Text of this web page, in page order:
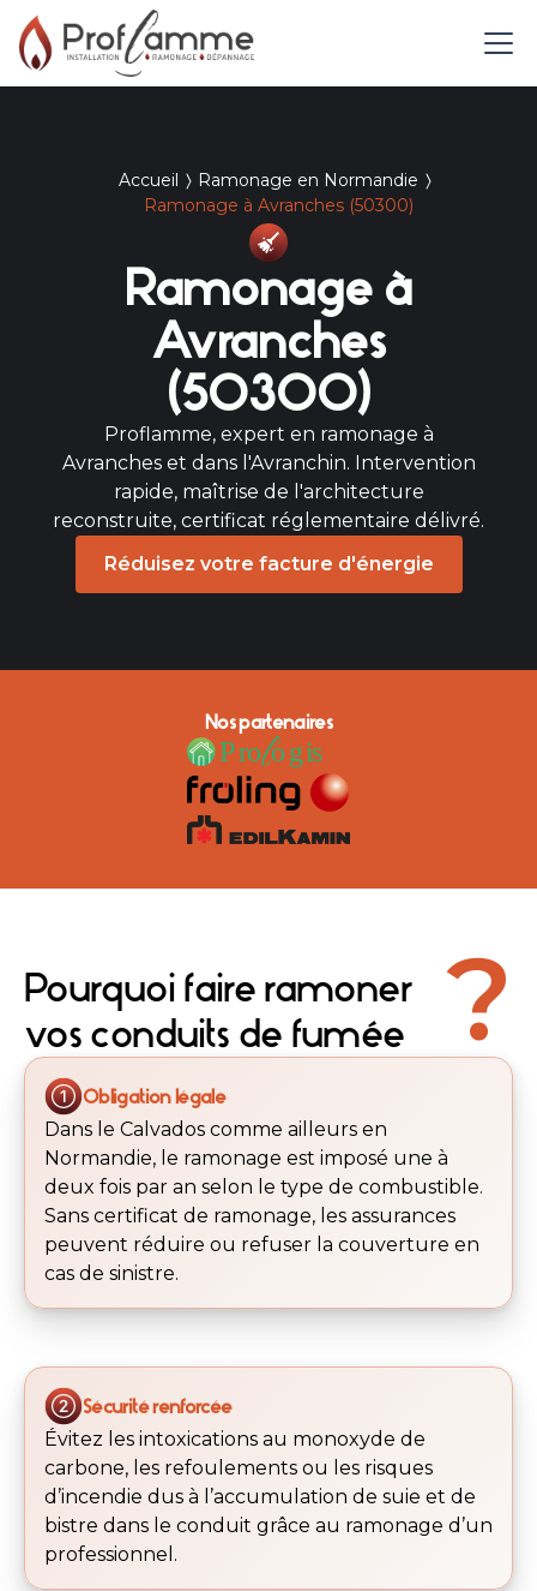
Accueil
Ramonage en Normandie
Ramonage à Avranches (50300)
Ramonage à
Avranches
(50300)
Proflamme, expert en ramonage à
Avranches et dans l'Avranchin. Intervention
rapide, maîtrise de l'architecture
reconstruite, certificat réglementaire délivré.
Réduisez votre facture d'énergie
Nos partenaires
Pourquoi faire ramoner
vos conduits de fumée
?
Obligation légale
Dans le Calvados comme ailleurs en
Normandie, le ramonage est imposé une à
deux fois par an selon le type de combustible.
Sans certificat de ramonage, les assurances
peuvent réduire ou refuser la couverture en
cas de sinistre.
Sécurité renforcée
Évitez les intoxications au monoxyde de
carbone, les refoulements ou les risques
d’incendie dus à l’accumulation de suie et de
bistre dans le conduit grâce au ramonage d’un
professionnel.